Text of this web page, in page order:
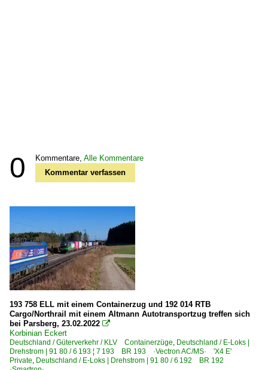
0 Kommentare, Alle Kommentare
Kommentar verfassen
193 758 ELL mit einem Containerzug und 192 014 RTB
Cargo/Northrail mit einem Altmann Autotransportzug treffen sich
bei Parsberg, 23.02.2022 
Korbinian Eckert
Deutschland / Güterverkehr / KLV Containerzüge, Deutschland / E-Loks |
Drehstrom | 91 80 / 6 193 ¦ 7 193 BR 193 ·Vectron AC/MS· 'X4 E'
Private, Deutschland / E-Loks | Drehstrom | 91 80 / 6 192 BR 192